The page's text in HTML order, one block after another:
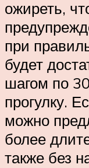
ожиреть,
при
будет
шагом по
прогулку.
можно
более
также без